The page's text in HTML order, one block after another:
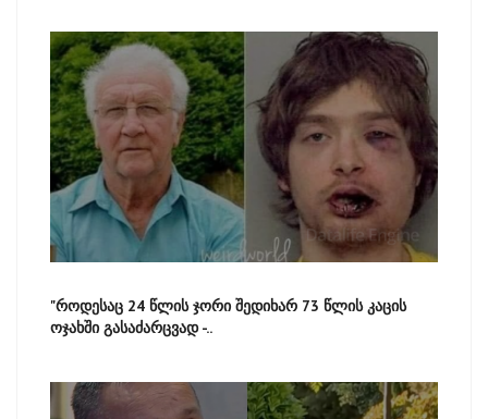
"როდესაც 24 წლის ჯორი შედიხარ 73 წლის კაცის
ოჯახში გასაძარცვად -..